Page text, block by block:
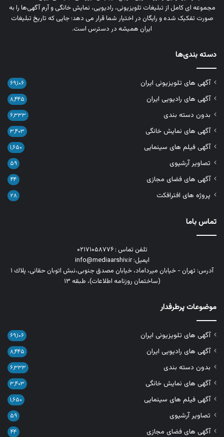
مجموعه‌ ای کامل از تبلیغات تلویزیونی، رادیویی، نمایش خانگی و آرم‌ آگهی‌ها را به‌
صورت تفکیک‌ شده و رایگان در اختیار شما قرار می‌ دهد؛ جایی که تاریخ تبلیغات
ایران همیشه در دسترس است.
دسته بندی‌ها
آگهی های تلویزیونی ایران ۶۹,۱۰۶
آگهی های رادیویی ایران ۸,۴۴۵
بدون دسته بندی ۶,۳۳۳
آگهی های نمایش خانگی ۳,۴۰۳
آگهی فیلم های سینمایی ۱,۶۵۰
تصاویر آرشیوی ۵۹
آگهی های فضای مجازی ۴۴
پروژه های افترافکت ۲۸
تماس باما
تلفن تماس : ۰۲۱۷۱۰۵۸۷۷۶
ایمیل: info@mediaarshiv.ir
آدرس: تهران - خیابان میرداماد، خیابان مصدق جنوبی،نبش اتوبان حقانی، پلاك ١
(ساختمان روزنامه اطلاعات)، طبقه ۱۳
موضوعات پرطرفدار
آگهی های تلویزیونی ایران ۶۹,۱۰۶
آگهی های رادیویی ایران ۸,۴۴۵
بدون دسته بندی ۶,۳۳۳
آگهی های نمایش خانگی ۳,۴۰۳
آگهی فیلم های سینمایی ۱,۶۵۰
تصاویر آرشیوی ۵۹
آگهی های فضای مجازی ۴۴